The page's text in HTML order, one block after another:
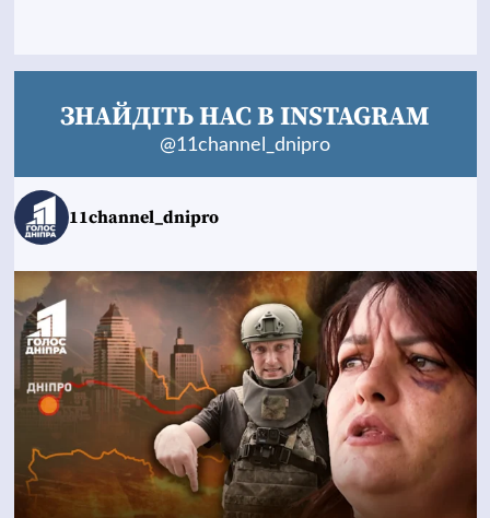
ЗНАЙДІТЬ НАС В INSTAGRAM
@11channel_dnipro
11channel_dnipro